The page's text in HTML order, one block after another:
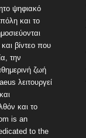
ψηφιακό
και το
βίντεο που
την
ζωή
λειτουργεί
και το
is an
to the